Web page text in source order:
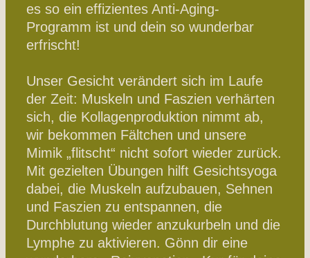
es so ein effizientes Anti-Aging-
Programm ist und dein so wunderbar
erfrischt!
Unser Gesicht verändert sich im Laufe
der Zeit: Muskeln und Faszien verhärten
sich, die Kollagenproduktion nimmt ab,
wir bekommen Fältchen und unsere
Mimik „flitscht“ nicht sofort wieder zurück.
Mit gezielten Übungen hilft Gesichtsyoga
dabei, die Muskeln aufzubauen, Sehnen
und Faszien zu entspannen, die
Durchblutung wieder anzukurbeln und die
Lymphe zu aktivieren. Gönn dir eine